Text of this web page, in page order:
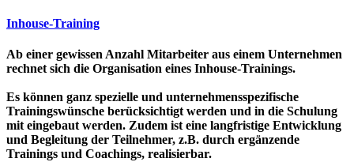
Inhouse-Training
Ab einer gewissen Anzahl Mitarbeiter aus einem Unternehmen
rechnet sich die Organisation eines Inhouse-Trainings.
Es können ganz spezielle und unternehmensspezifische
Trainingswünsche berücksichtigt werden und in die Schulung
mit eingebaut werden. Zudem ist eine langfristige Entwicklung
und Begleitung der Teilnehmer, z.B. durch ergänzende
Trainings und Coachings, realisierbar.